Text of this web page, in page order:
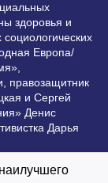
здоровья и
Европа/
правозащитник
и Сергей
Денис
Дарья
Любое